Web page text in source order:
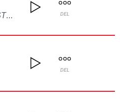
NAPOLI (FREESTYLE) DEL
DEL